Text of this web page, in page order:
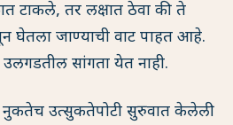
टाकले, तर लक्षात ठेवा की ते
जाण्याची वाट पाहत आहे.
उलगडतील सांगता येत नाही.
नुकतेच उत्सुकतेपोटी सुरुवात केलेली